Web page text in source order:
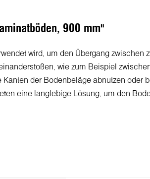
900 mm"
wird, um den Übergang zwischen
, wie zum Beispiel
Kanten der Bodenbeläge abnutzen oder
eine langlebige Lösung, um den